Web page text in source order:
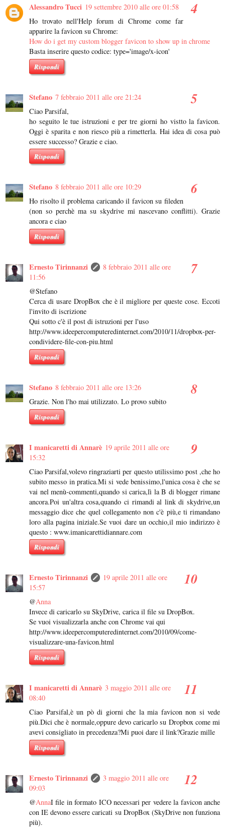
Alessandro Tucci 19 settembre 2010 alle ore 01:58
Ho trovato nell'Help forum di Chrome come far
apparire la favicon su Chrome:
How do i get my custom blogger favicon to show up in chrome
Basta inserire questo codice: type='image/x-icon'
Rispondi
Stefano 7 febbraio 2011 alle ore 21:24
Ciao Parsifal,
ho seguito le tue istruzioni e per tre giorni ho vistto la favicon.
Oggi è sparita e non riesco più a rimetterla. Hai idea di cosa può
essere successo? Grazie e ciao.
Rispondi
Stefano 8 febbraio 2011 alle ore 10:29
Ho risolto il problema caricando il favicon su fileden
(non so perchè ma su skydrive mi nascevano conflitti). Grazie
ancora e ciao
Rispondi
Ernesto Tirinnanzi
8 febbraio 2011 alle ore
11:56
@Stefano
Cerca di usare DropBox che è il migliore per queste cose. Eccoti
l'invito di iscrizione
Qui sotto c'è il post di istruzioni per l'uso
http://www.ideepercomputeredinternet.com/2010/11/dropbox-per-
condividere-file-con-piu.html
Rispondi
Stefano 8 febbraio 2011 alle ore 13:26
Grazie. Non l'ho mai utilizzato. Lo provo subito
Rispondi
I manicaretti di Annarè 19 aprile 2011 alle ore
15:32
Ciao Parsifal,volevo ringraziarti per questo utilissimo post ,che ho
subito messo in pratica.Mi si vede benissimo,l'unica cosa è che se
vai nel menù-commenti,quando si carica,lì la B di blogger rimane
ancora.Poi un'altra cosa,quando ci rimandi al link di skydrive,un
messaggio dice che quel collegamento non c'è più,e ti rimandano
loro alla pagina iniziale.Se vuoi dare un occhio,il mio indirizzo è
questo : www.imanicarettidiannare.com
Rispondi
Ernesto Tirinnanzi
19 aprile 2011 alle ore
15:57
@Anna
Invece di caricarlo su SkyDrive, carica il file su DropBox.
Se vuoi visualizzarla anche con Chrome vai qui
http://www.ideepercomputeredinternet.com/2010/09/come-
visualizzare-una-favicon.html
Rispondi
I manicaretti di Annarè 3 maggio 2011 alle ore
08:40
Ciao Parsifal,è un pò di giorni che la mia favicon non si vede
più.Dici che è normale,oppure devo caricarlo su Dropbox come mi
avevi consigliato in precedenza?Mi puoi dare il link?Grazie mille
Rispondi
Ernesto Tirinnanzi
3 maggio 2011 alle ore
09:03
@AnnaI file in formato ICO necessari per vedere la favicon anche
con IE devono essere caricati su DropBox (SkyDrive non funziona
più).